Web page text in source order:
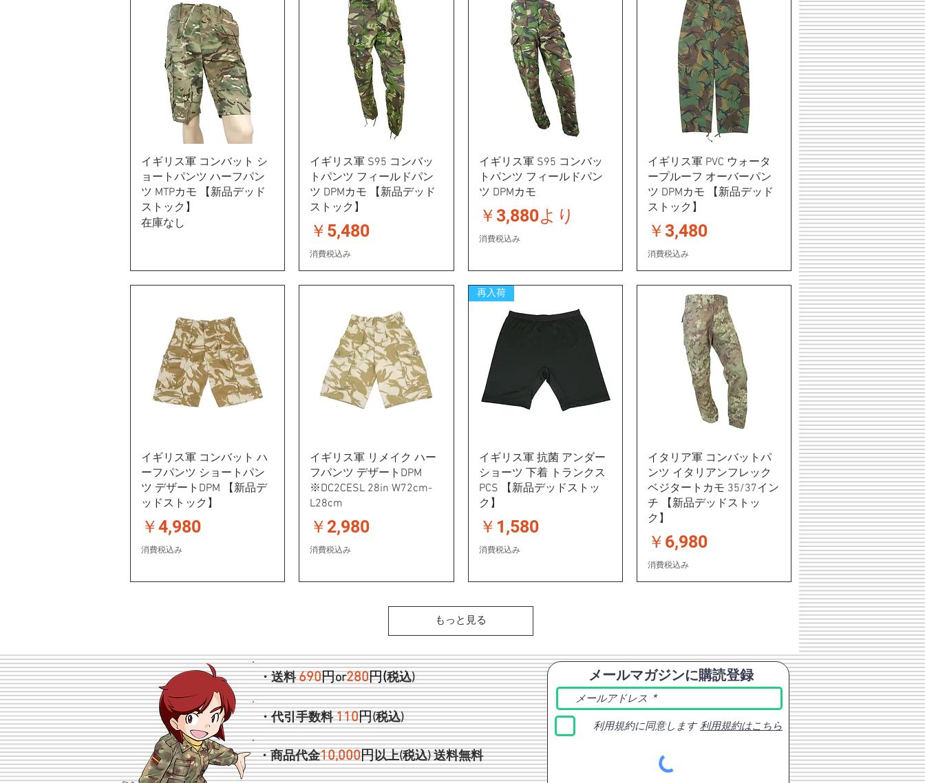
イギリス軍 コンバット シ
ョートパンツ ハーフパン
ツ MTPカモ 【新品デッド
ストック】
在庫なし
イギリス軍 S95 コンバッ
トパンツ フィールドパン
ツ DPMカモ 【新品デッド
ストック】
価格
￥5,480
消費税込み
イギリス軍 S95 コンバッ
トパンツ フィールドパン
ツ DPMカモ
￥3,880より
セール価格
消費税込み
イギリス軍 PVC ウォータ
ープルーフ オーバーパン
ツ DPMカモ 【新品デッド
ストック】
価格
￥3,480
消費税込み
イギリス軍 コンバット ハ
ーフパンツ ショートパン
ツ デザートDPM 【新品デ
ッドストック】
価格
￥4,980
消費税込み
イギリス軍 リメイク ハー
フパンツ デザートDPM
※DC2CESL 28in W72cm-
L28cm
価格
￥2,980
消費税込み
再入荷
イギリス軍 抗菌 アンダー
ショーツ 下着 トランクス
PCS 【新品デッドストッ
ク】
価格
￥1,580
消費税込み
イタリア軍 コンバットパ
ンツ イタリアンフレック
ベジタートカモ 35/37イン
チ 【新品デッドストッ
ク】
価格
￥6,980
消費税込み
もっと見る
・送料690円or280円(税込)
・代引手数料110円(税込)
・商品代金10,000円以上(税込)送料無料
メールマガジンに購読登録
利用規約に同意します 利用規約はこちら